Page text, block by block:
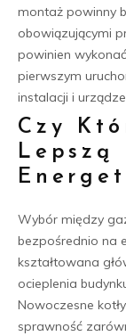
montaż powinny
obowiązującymi
powinien
pierwszym
instalacji i
Czy
Lepszą
Wybór między
bezpośrednio na
kształtowana
ocieplenia
Nowoczesne
sprawność